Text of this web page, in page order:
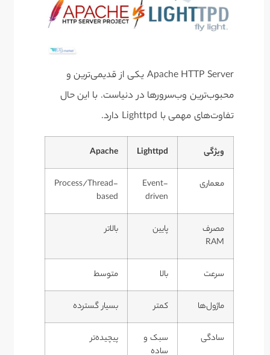
Apache HTTP Server یکی از قدیمی‌ترین و
محبوب‌ترین وب‌سرورها در دنیاست. با این حال
تفاوت‌های مهمی با Lighttpd دارد.
ویژگی Lighttpd
Apache
معماری
Event-
driven
Process/Thread-
based
مصرف
RAM
پایین بالاتر
سرعت بالا متوسط
ماژول‌ها کمتر بسیار گسترده
سادگی
سبک و
ساده
پیچیده‌تر